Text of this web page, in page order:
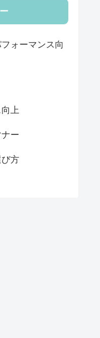
ォーマンス向
上
ー
方